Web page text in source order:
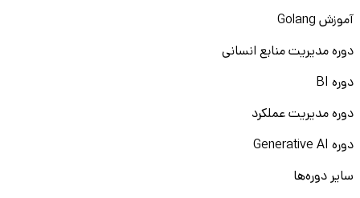
آموزش Golang
دوره مدیریت منابع انسانی
دوره BI
دوره مدیریت عملکرد
دوره Generative AI
سایر دوره‌ها